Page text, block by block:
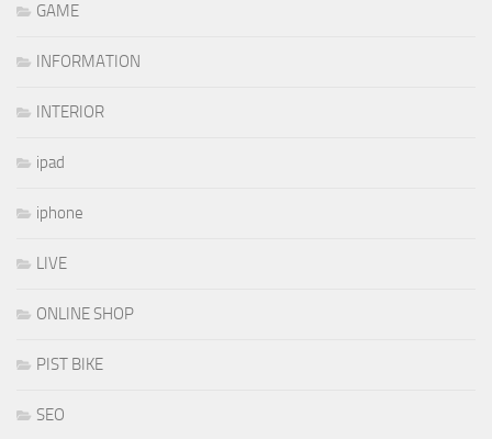
GAME
INFORMATION
INTERIOR
ipad
iphone
LIVE
ONLINE SHOP
PIST BIKE
SEO